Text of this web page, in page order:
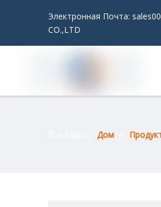
Электронная Почта:
CO.,LTD
Дом